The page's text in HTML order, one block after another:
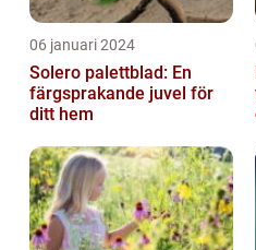
06 januari 2024
Solero palettblad: En
färgsprakande juvel för
ditt hem